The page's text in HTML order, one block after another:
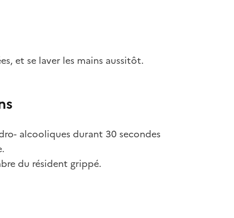
et se laver les mains aussitôt.
alcooliques durant 30 secondes
du résident grippé.